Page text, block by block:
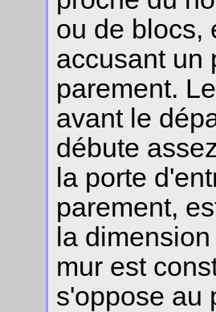
ou de blocs,
accusant un
parement.
avant le
débute
la porte
parement,
la
mur est
s'oppose au